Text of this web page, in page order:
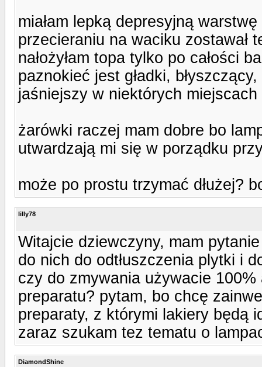
miałam lepką depresyjną
przecieraniu na waciku zostawał
nałożyłam topa tylko po całości
paznokieć jest gładki,
jaśniejszy w niektórych
żarówki raczej mam dobre bo
utwardzają mi się w porządku
może po prostu trzymać dłużej?
lilly78
Witajcie dziewczyny, mam
do nich do odtłuszczenia plytki i
czy do zmywania używacie
preparatu? pytam, bo chcę
preparaty, z którymi lakiery będą
zaraz szukam tez tematu o
DiamondShine